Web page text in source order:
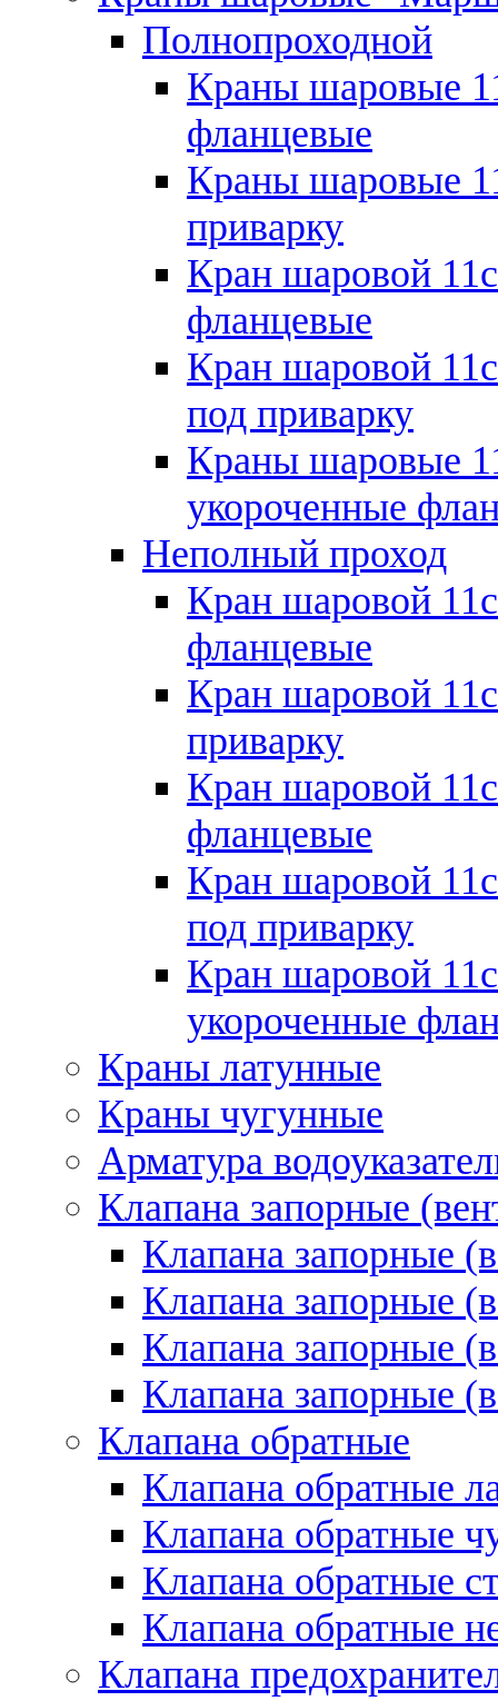
Полнопроходной
Краны шаровые
фланцевые
Краны шаровые
приварку
Кран шаровой
фланцевые
Кран шаровой
под приварку
Краны шаровые
укороченные
Неполный проход
Кран шаровой
фланцевые
Кран шаровой
приварку
Кран шаровой
фланцевые
Кран шаровой
под приварку
Кран шаровой
укороченные
Краны латунные
Краны чугунные
Арматура
Клапана запорные
Клапана запорные
Клапана запорные
Клапана запорные
Клапана запорные
Клапана обратные
Клапана обратные
Клапана обратные
Клапана обратные
Клапана обратные
Клапана